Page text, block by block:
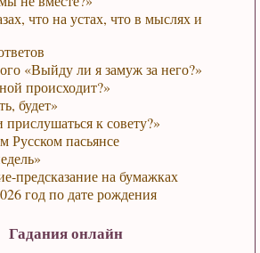
что на устах, что в мыслях и
«Выйду ли я замуж за него?»
происходит?»
будет»
к совету?»
Русском пасьянсе
предсказание на бумажках
год по дате рождения
Гадания онлайн